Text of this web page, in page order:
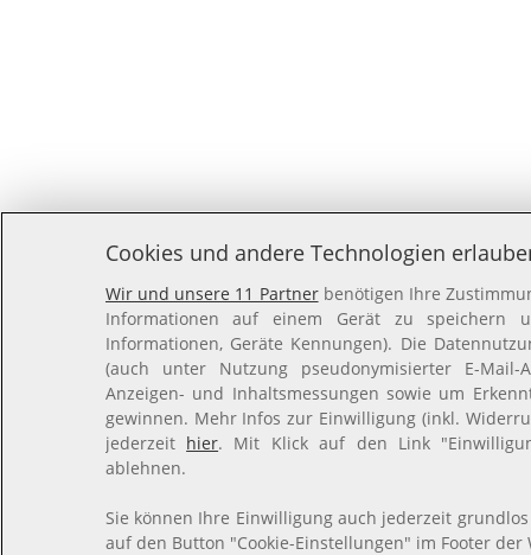
Cookies und andere Technologien
Wir und unsere 11 Partnerbenötigen Ihre
Informationen auf einem Gerät zu speichern
Informationen, Geräte Kennungen). Die
(auch unter Nutzung pseudonymisierter E-
Anzeigen- und Inhaltsmessungen sowie um
gewinnen. Mehr Infos zur Einwilligung (inkl.
jederzeit hier. Mit Klick auf den Link
ablehnen.
Sie können Ihre Einwilligung auch jederzeit
auf den Button "Cookie-Einstellungen" im Footer